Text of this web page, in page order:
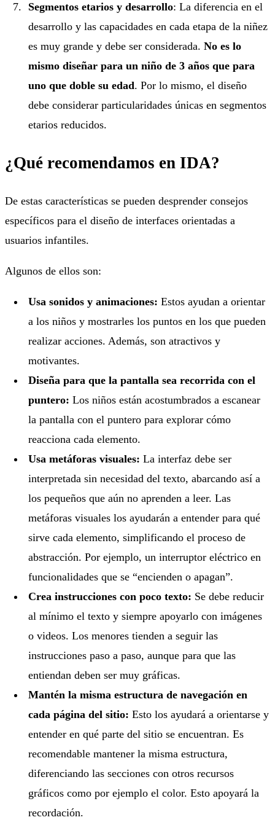
Segmentos etarios y desarrollo: La diferencia en el
desarrollo y las capacidades en cada etapa de la niñez
es muy grande y debe ser considerada.No es lo
mismo diseñar para un niño de 3 años que para
uno que doble su edad. Por lo mismo, el diseño
debe considerar particularidades únicas en segmentos
etarios reducidos.
¿Qué recomendamos en IDA?
De estas características se pueden desprender consejos
específicos para el diseño de interfaces orientadas a
usuarios infantiles.
Algunos de ellos son:
Usa sonidos y animaciones:Estos ayudan a orientar
a los niños y mostrarles los puntos en los que pueden
realizar acciones. Además, son atractivos y
motivantes.
Diseña para que la pantalla sea recorrida con el
puntero:Los niños están acostumbrados a escanear
la pantalla con el puntero para explorar cómo
reacciona cada elemento.
Usa metáforas visuales: La interfaz debe ser
interpretada sin necesidad del texto, abarcando así a
los pequeños que aún no aprenden a leer. Las
metáforas visuales los ayudarán a entender para qué
sirve cada elemento, simplificando el proceso de
abstracción. Por ejemplo, un interruptor eléctrico en
funcionalidades que se “encienden o apagan”.
Crea instrucciones con poco texto: Se debe reducir
al mínimo el texto y siempre apoyarlo con imágenes
o videos. Los menores tienden a seguir las
instrucciones paso a paso, aunque para que las
entiendan deben ser muy gráficas.
Mantén la misma estructura de navegación en
cada página del sitio:Esto los ayudará a orientarse y
entender en qué parte del sitio se encuentran. Es
recomendable mantener la misma estructura,
diferenciando las secciones con otros recursos
gráficos como por ejemplo el color. Esto apoyará la
recordación.